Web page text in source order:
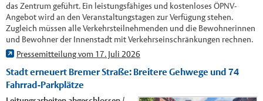
das Zentrum geführt. Ein leistungsfähiges und kostenloses ÖPNV-
Angebot wird an den Veranstaltungstagen zur Verfügung stehen.
Zugleich müssen alle Verkehrsteilnehmenden und die Bewohnerinnen
und Bewohner der Innenstadt mit Verkehrseinschränkungen rechnen.
Pressemitteilung vom 17. Juli 2026
Stadt erneuert Bremer Straße: Breitere Gehwege und 74
Fahrrad-Parkplätze